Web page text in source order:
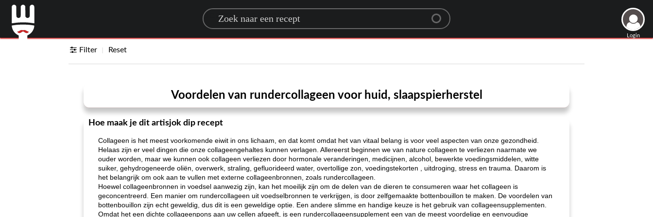
Search for a recipe
Login
Filter Reset
Voordelen van rundercollageen voor huid, slaapspierherstel
Hoe maak je dit artisjok dip recept
Collageen is het meest voorkomende eiwit in ons lichaam, en dat komt omdat het van vitaal belang is voor veel aspecten van onze gezondheid.
Helaas zijn er veel dingen die onze collageengehaltes kunnen verlagen. Allereerst beginnen we van nature collageen te verliezen naarmate we
ouder worden, maar we kunnen ook collageen verliezen door hormonale veranderingen, medicijnen, alcohol, bewerkte voedingsmiddelen, witte
suiker, gehydrogeneerde oliën, overwerk, straling, gefluorideerd water, overtollige zon, voedingstekorten , uitdroging, stress en trauma. Daarom is
het belangrijk om ook aan te vullen met externe collageenbronnen, zoals rundercollageen.
Hoewel collageenbronnen in voedsel aanwezig zijn, kan het moeilijk zijn om de delen van de dieren te consumeren waar het collageen is
geconcentreerd. Een manier om rundercollageen uit voedselbronnen te verkrijgen, is door zelfgemaakte bottenbouillon te maken. De voordelen van
bottenbouillon zijn echt geweldig, dus dit is een geweldige optie. Een andere slimme en handige keuze is het gebruik van collageensupplementen.
Omdat het een dichte collageenpons aan uw cellen afgeeft, is een rundercollageensupplement een van de meest voordelige en eenvoudige